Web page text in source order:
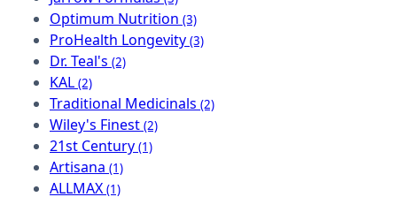
Optimum Nutrition (3)
ProHealth Longevity (3)
Dr. Teal's (2)
KAL (2)
Traditional Medicinals (2)
Wiley's Finest (2)
21st Century (1)
Artisana (1)
ALLMAX (1)